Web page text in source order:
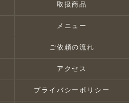
取扱商品
メニュー
ご依頼の流れ
アクセス
プライバシーポリシー